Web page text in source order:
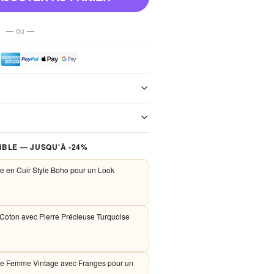
— ou —
Aucun frais de port, jamais.
et Apple Pay. Aucune donnée
serveurs.
— JUSQU'À -24%
en Cuir Style Boho pour un Look
avec Pierre Précieuse Turquoise
Femme Vintage avec Franges pour un